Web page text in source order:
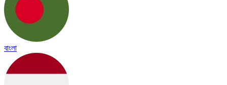
বাংলা